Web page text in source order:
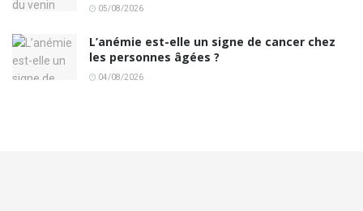
05/08/2026
L’anémie est-elle un signe de cancer chez
les personnes âgées ?
04/08/2026